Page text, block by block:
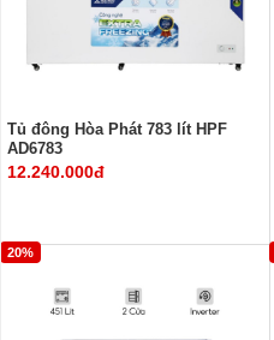
Tủ đông Hòa Phát 783 lít HPF
AD6783
12.240.000đ
20%